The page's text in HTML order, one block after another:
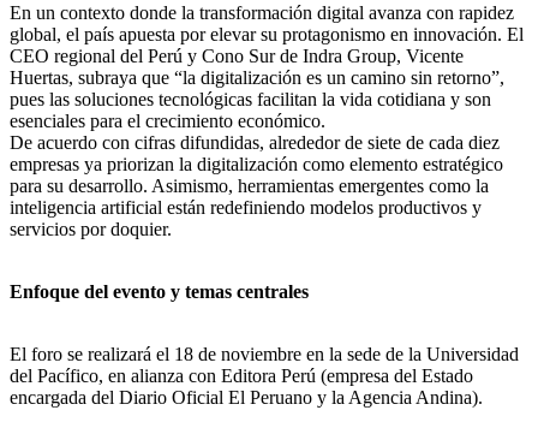
En un contexto donde la transformación digital avanza con rapidez
global, el país apuesta por elevar su protagonismo en innovación. El
CEO regional del Perú y Cono Sur de Indra Group, Vicente
Huertas, subraya que “la digitalización es un camino sin retorno”,
pues las soluciones tecnológicas facilitan la vida cotidiana y son
esenciales para el crecimiento económico.
De acuerdo con cifras difundidas, alrededor de siete de cada diez
empresas ya priorizan la digitalización como elemento estratégico
para su desarrollo. Asimismo, herramientas emergentes como la
inteligencia artificial están redefiniendo modelos productivos y
servicios por doquier.
Enfoque del evento y temas centrales
El foro se realizará el 18 de noviembre en la sede de la Universidad
del Pacífico, en alianza con Editora Perú (empresa del Estado
encargada del Diario Oficial El Peruano y la Agencia Andina).